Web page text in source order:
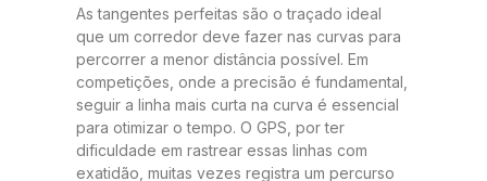
As tangentes perfeitas são o traçado ideal
que um corredor deve fazer nas curvas para
percorrer a menor distância possível. Em
competições, onde a precisão é fundamental,
seguir a linha mais curta na curva é essencial
para otimizar o tempo. O GPS, por ter
dificuldade em rastrear essas linhas com
exatidão, muitas vezes registra um percurso